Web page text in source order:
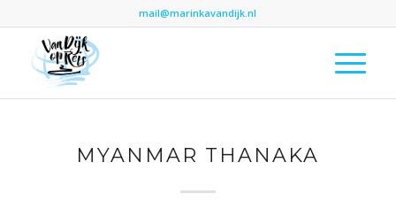
mail@marinkavandijk.nl
MYANMAR THANAKA